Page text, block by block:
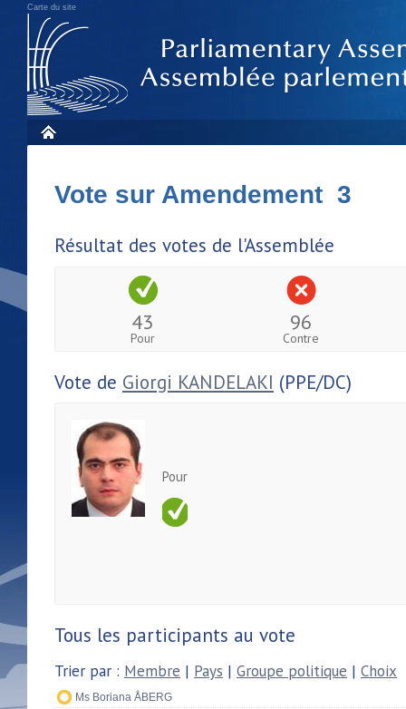
Carte du site
Vote sur Amendement 3
Résultat des votes de l'Assemblée
43
Pour
96
Contre
Vote de Giorgi KANDELAKI (PPE/DC)
Pour
Tous les participants au vote
Trier par : Membre | Pays | Groupe politique | Choix
Ms Boriana ÅBERG